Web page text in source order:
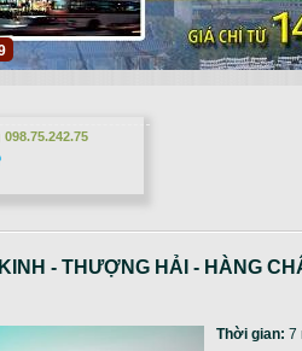
- THƯỢNG HẢI - HÀNG
Thời gian: 7